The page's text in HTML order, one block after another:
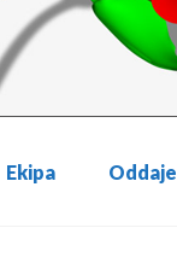
Ekipa Oddaje